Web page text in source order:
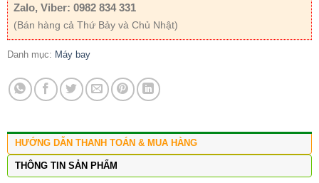
Zalo, Viber: 0982 834 331
(Bán hàng cả Thứ Bảy và Chủ Nhật)
Danh mục: Máy bay
HƯỚNG DẪN THANH TOÁN & MUA HÀNG
THÔNG TIN SẢN PHẨM